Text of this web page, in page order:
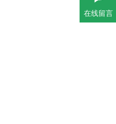
在线留言